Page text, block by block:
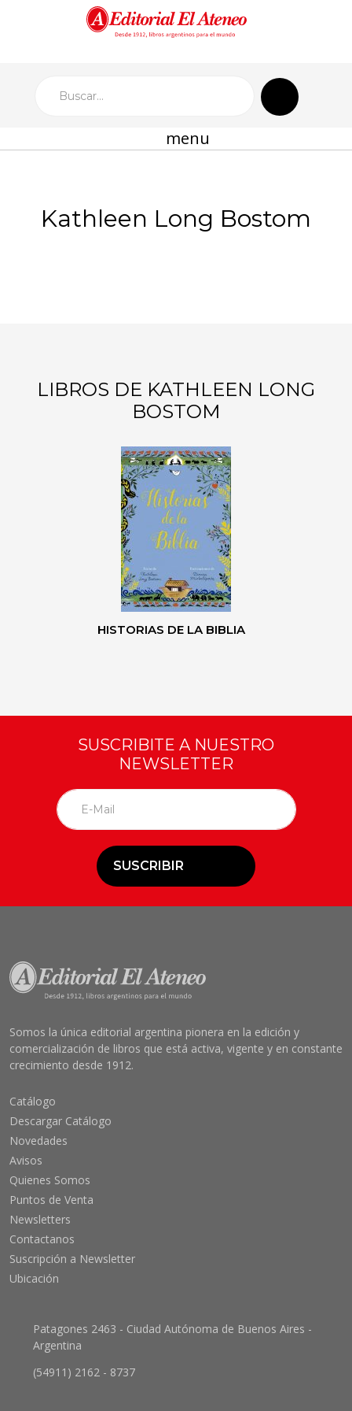
menu
Kathleen Long Bostom
LIBROS DE KATHLEEN LONG
BOSTOM
HISTORIAS DE LA BIBLIA
SUSCRIBITE A NUESTRO
NEWSLETTER
SUSCRIBIR
Somos la única editorial argentina pionera en la edición y
comercialización de libros que está activa, vigente y en constante
crecimiento desde 1912.
Catálogo
Descargar Catálogo
Novedades
Avisos
Quienes Somos
Puntos de Venta
Newsletters
Contactanos
Suscripción a Newsletter
Ubicación
Patagones 2463 - Ciudad Autónoma de Buenos Aires -
Argentina
(54911) 2162 - 8737